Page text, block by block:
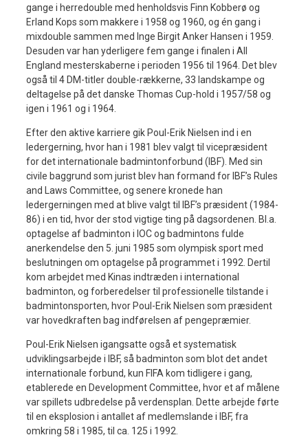
gange i herredouble med henholdsvis Finn Kobberø og
Erland Kops som makkere i 1958 og 1960, og én gang i
mixdouble sammen med Inge Birgit Anker Hansen i 1959.
Desuden var han yderligere fem gange i finalen i All
England mesterskaberne i perioden 1956 til 1964. Det blev
også til 4 DM-titler double-rækkerne, 33 landskampe og
deltagelse på det danske Thomas Cup-hold i 1957/58 og
igen i 1961 og i 1964.
Efter den aktive karriere gik Poul-Erik Nielsen ind i en
ledergerning, hvor han i 1981 blev valgt til vicepræsident
for det internationale badmintonforbund (IBF). Med sin
civile baggrund som jurist blev han formand for IBF’s Rules
and Laws Committee, og senere kronede han
ledergerningen med at blive valgt til IBF’s præsident (1984-
86) i en tid, hvor der stod vigtige ting på dagsordenen. Bl.a.
optagelse af badminton i IOC og badmintons fulde
anerkendelse den 5. juni 1985 som olympisk sport med
beslutningen om optagelse på programmet i 1992. Dertil
kom arbejdet med Kinas indtræden i international
badminton, og forberedelser til professionelle tilstande i
badmintonsporten, hvor Poul-Erik Nielsen som præsident
var hovedkraften bag indførelsen af pengepræmier.
Poul-Erik Nielsen igangsatte også et systematisk
udviklingsarbejde i IBF, så badminton som blot det andet
internationale forbund, kun FIFA kom tidligere i gang,
etablerede en Development Committee, hvor et af målene
var spillets udbredelse på verdensplan. Dette arbejde førte
til en eksplosion i antallet af medlemslande i IBF, fra
omkring 58 i 1985, til ca. 125 i 1992.